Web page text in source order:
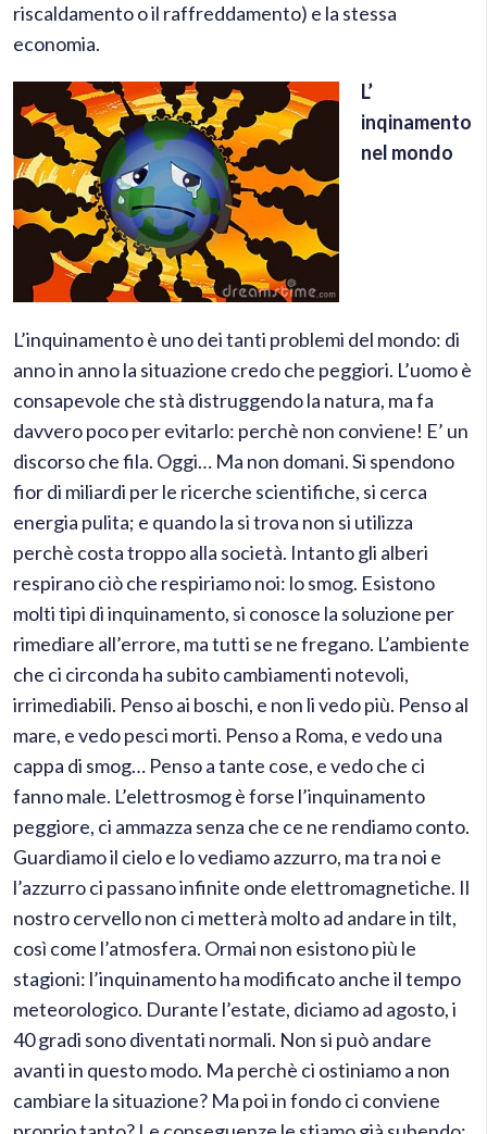
riscaldamento o il raffreddamento) e la stessa
economia.
L’
inqinamento
nel mondo
L’inquinamento è uno dei tanti problemi del mondo: di
anno in anno la situazione credo che peggiori. L’uomo è
consapevole che stà distruggendo la natura, ma fa
davvero poco per evitarlo: perchè non conviene! E’ un
discorso che fila. Oggi… Ma non domani. Si spendono
fior di miliardi per le ricerche scientifiche, si cerca
energia pulita; e quando la si trova non si utilizza
perchè costa troppo alla società. Intanto gli alberi
respirano ciò che respiriamo noi: lo smog. Esistono
molti tipi di inquinamento, si conosce la soluzione per
rimediare all’errore, ma tutti se ne fregano. L’ambiente
che ci circonda ha subito cambiamenti notevoli,
irrimediabili. Penso ai boschi, e non li vedo più. Penso al
mare, e vedo pesci morti. Penso a Roma, e vedo una
cappa di smog… Penso a tante cose, e vedo che ci
fanno male. L’elettrosmog è forse l’inquinamento
peggiore, ci ammazza senza che ce ne rendiamo conto.
Guardiamo il cielo e lo vediamo azzurro, ma tra noi e
l’azzurro ci passano infinite onde elettromagnetiche. Il
nostro cervello non ci metterà molto ad andare in tilt,
così come l’atmosfera. Ormai non esistono più le
stagioni: l’inquinamento ha modificato anche il tempo
meteorologico. Durante l’estate, diciamo ad agosto, i
40 gradi sono diventati normali. Non si può andare
avanti in questo modo. Ma perchè ci ostiniamo a non
cambiare la situazione? Ma poi in fondo ci conviene